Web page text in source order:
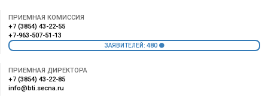
ПРИЕМНАЯ КОМИССИЯ
+7 (3854) 43-22-55
+7-963-507-51-13
ЗАЯВИТЕЛЕЙ: 480
ПРИЕМНАЯ ДИРЕКТОРА
+7 (3854) 43-22-85
info@bti.secna.ru